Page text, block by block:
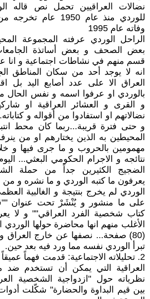
نضالات العراقيين تحمل نص قاله
للوردي منذ عام 1950
وفاته عام 1995
الراحل الوردي عرفته المجموعة
بعض الصحف و بعض أساتذة
قسم منهم في نشاطات اجتماعية و انا
انه لا يوجد أحد من سكان المناطق
العراق الا على عدد أصابع اليد بل
بالوردي او عرفوا اسمه و نفس الحال
و القرى و العشائر العراقية او
نضالاتهم او استفادوا من أقواله و
و حتى فترة قريبة...ربما كان محط
المحيطين به الذين يختارهم او من
مهمومين بالحروب و ما جرى فيها و
نتائجه و الاجرام الحكومي البعثي...
الضجيج الكثيرين جداً من حملة
يعرفون ما كتبه الوردي و ما نشره و من
الوردي لم يخرج بنتيجة و الغالبية
على ما منشور و يُنْشَرْ تحت عنوان
كتاب شخصية الفرد العراقي"" و لا
الأغلب منهم انها محاضرة حولها
(80) صفحة... نصفها عن خارج العراق
تبرأ الوردي نفسه مما ورد فيه بعد حين.
2. تحليلاته الاجتماعية: قدمت فهماً عميقاً
العراقية التي يمكن أن تستخدم ضد
نظرياته حول "ازدواجية الشخصية
بين قيم البداوة والحضارة" شكّلت